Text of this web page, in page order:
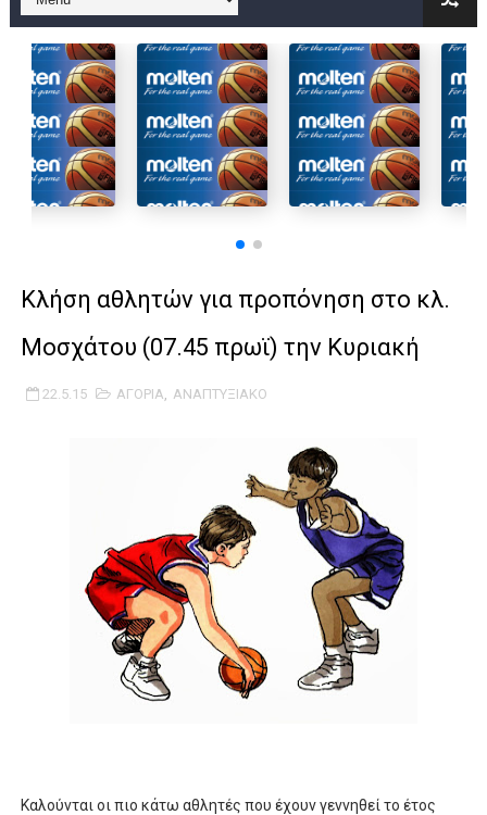
B ΕΦΗΒΩΝ F4 : Χάλκινο το Πέρα 71-56 την Δραπετσώνα στον
Στην National League 2 ο Μανδραϊκός 83-72 τον Εθνικό
Live streaming ΜΠΑΡΑΖ ΑΝΟΔΟΥ ΣΤΗΝ NL 2 : ΑΥΡΙΟ
Β΄ ΕΦΗΒΩΝ F4 : Εντυπωσιακός ο Ρέντης στον τελικό 104-77
TEΛΙΚΟΣ ΚΥΠΕΛΛΟΥ: Κυπελλούχος ο Μανδραϊκός σε ματς
ΧΡΟΝΙΑ ΠΟΛΛΑ ΣΤΟ ΕΛΛΗΝΙΚΟ ΜΠΑΣΚΕΤ : 39Η ΕΠΕΤΕΙΟΣ ΑΠΟ
Ο δρόμος για τον 29ο τελικό κυπέλλου ανδρών ΕΣΚΑΝΑ
U21: Τεράστια πρόκριση για τον Πανελευσινιακό στον
Γ΄ανδρών play offs : "Σκληρό" καρύδι η Φιλία Περάματος
Κλήση αθλητών για προπόνηση στο κλ.
Μοσχάτου (07.45 πρωϊ) την Κυριακή
22.5.15 ΑΓΟΡΙΑ, ΑΝΑΠΤΥΞΙΑΚΟ
Καλούνται οι πιο κάτω αθλητές που έχουν γεννηθεί το έτος